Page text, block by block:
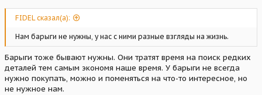
FIDEL сказал(а):
Нам барыги не нужны, у нас с ними разные взгляды на жизнь.
Барыги тоже бывают нужны. Они тратят время на поиск редких
деталей тем самым экономя наше время. У барыги не всегда
нужно покупать, можно и поменяться на что-то интересное, но
не нужное нам.